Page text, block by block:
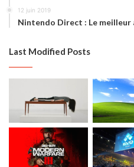
12 juin 2019
Nintendo Direct : Le meilleur
Last Modified Posts